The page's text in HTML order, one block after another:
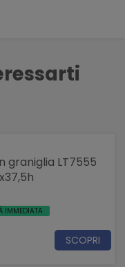
graniglia LT7555
IMMEDIATA
SCOPRI